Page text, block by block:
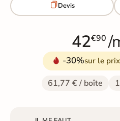
Devis
42€90 /
-30%sur le
61,77 € / boîte